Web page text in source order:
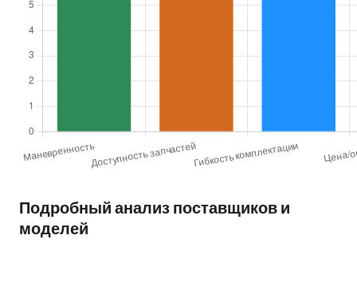
Подробный анализ поставщиков и
моделей